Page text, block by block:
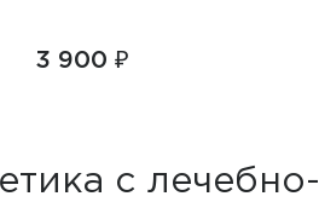
3 900 ₽
с лечебно-